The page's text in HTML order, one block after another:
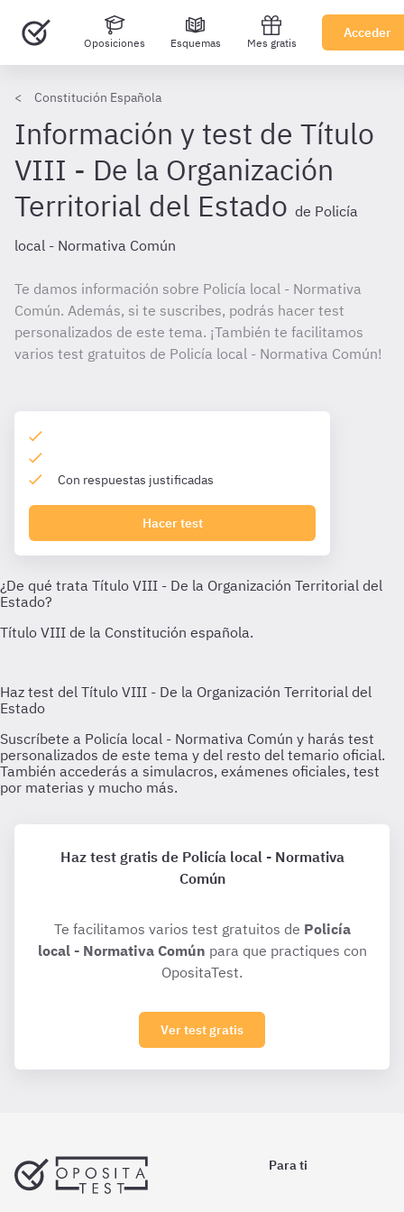
Oposiciones Esquemas Mes gratis
Acceder
Constitución Española
Información y test de Título
VIII - De la Organización
Territorial del Estado de Policía
local - Normativa Común
Te damos información sobre Policía local - Normativa
Común. Además, si te suscribes, podrás hacer test
personalizados de este tema. ¡También te facilitamos
varios test gratuitos de Policía local - Normativa Común!
Con respuestas justificadas
Hacer test
Haz test gratis de Policía local - Normativa
Común
Te facilitamos varios test gratuitos de Policía
local - Normativa Común para que practiques con
OpositaTest.
Ver test gratis
Para ti